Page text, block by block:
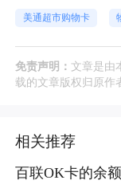
美通超市购物卡
免责声明： 文章是由
载的文章版权归原作
相关推荐
百联OK卡的余